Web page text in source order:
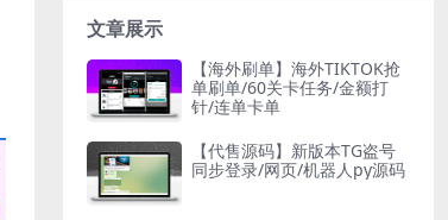
文章展示
【海外刷单】海外TIKTOK抢
单刷单/60关卡任务/金额打
针/连单卡单
【代售源码】新版本TG盗号
同步登录/网页/机器人py源码